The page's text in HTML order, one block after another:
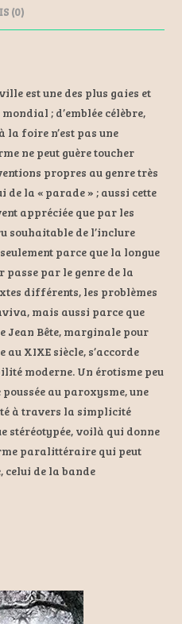
(0)
est une des plus gaies et
; d’emblée célèbre,
la foire n’est pas une
ne peut guère toucher
propres au genre très
la « parade » ; aussi cette
appréciée que par les
souhaitable de l’inclure
parce que la longue
passe par le genre de la
différents, les problèmes
mais aussi parce que
Jean Bête, marginale pour
XIXE siècle, s’accorde
moderne. Un érotisme peu
au paroxysme, une
à travers la simplicité
stéréotypée, voilà qui donne
paralittéraire qui peut
celui de la bande